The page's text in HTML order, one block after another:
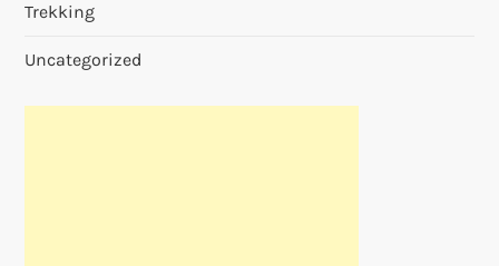
Trekking
Uncategorized